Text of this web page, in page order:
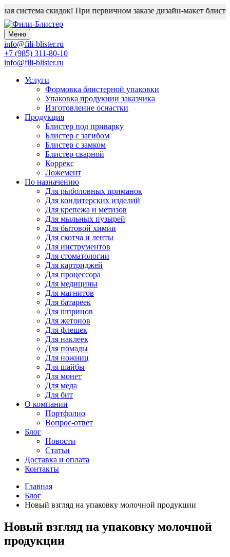
система скидок! При первичном заказе дизайн-макет
Меню
info@fili-blister.ru
+7 (985) 311-80-10
info@fili-blister.ru
Услуги
Формовка блистерной упаковки
Упаковка продукции заказчика
Изготовление оснастки
Продукция
Блистер под приварку
Блистер с загибом
Блистер с замком
Блистер сварной
Коррекс
Ложемент
По назначению
Для рыболовных приманок
Для кондитерских изделий
Для крепежа и метизов
Для мыльных пузырей
Для бытовой химии
Для скотча и ленты
Для инструментов
Для стоматологии
Для картриджей
Для процессора
Для медицины
Для магнитов
Для батареек
Для шприцов
Для жетонов
Для флешек
Для наклеек
Для помады
Для ножниц
Для шайбы
Для монет
Для меда
Для бит
О компании
Портфолио
Вопрос-ответ
Блог
Новости
Статьи
Доставка и оплата
Контакты
Главная
Блог
Новый взгляд на упаковку молочной продукции
Новый взгляд на упаковку молочной
продукции